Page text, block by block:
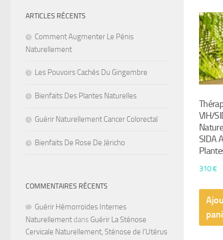
VIH/
SIDA
310€
ARTICLES RÉCENTS
Comment Augmenter Le Pénis
Naturellement
Les Pouvoirs Cachés Du Gingembre
Bienfaits Des Plantes Naturelles
Guérir Naturellement Cancer Colorectal
Bienfaits De Rose De Jéricho
COMMENTAIRES RÉCENTS
Guérir Hémorroïdes Internes
Naturellement dans Guérir La Sténose
Cervicale Naturellement, Sténose de l’Utérus